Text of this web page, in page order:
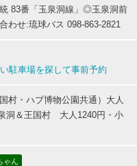
83番「玉泉洞線」◎玉泉洞前
わせ:琉球バス 098-863-2821
駐車場を探して事前予約
村・ハブ博物公園共通）大人
洞＆王国村 大人1240円・小
ゃん